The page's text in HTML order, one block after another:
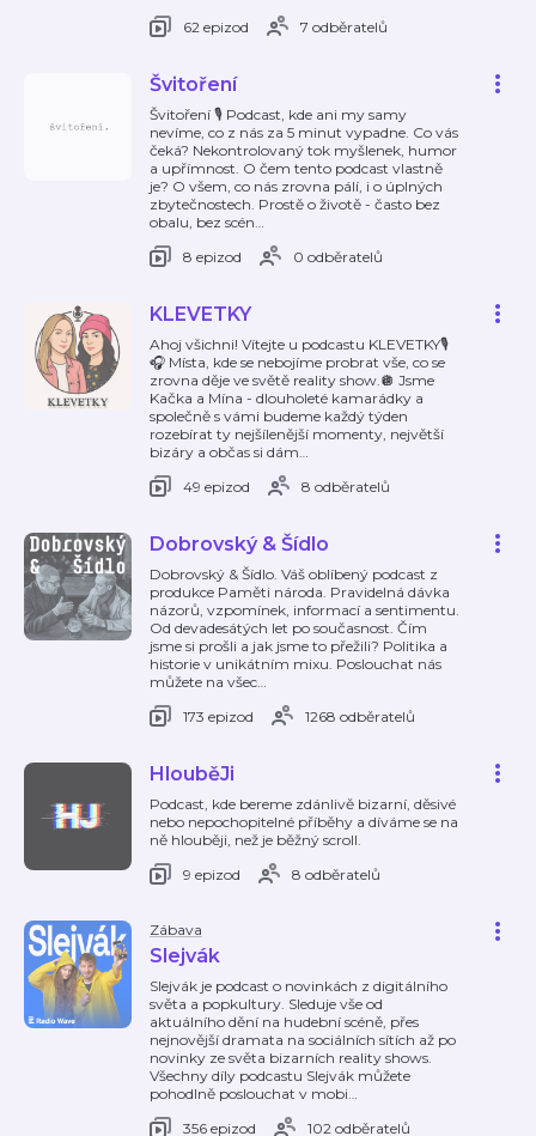
62 epizod
7 odběratelů
Švitoření
Švitoření 🎙️ Podcast, kde ani my samy
nevíme, co z nás za 5 minut vypadne. Co vás
čeká? Nekontrolovaný tok myšlenek, humor
a upřímnost. O čem tento podcast vlastně
je? O všem, co nás zrovna pálí, i o úplných
zbytečnostech. Prostě o životě - často bez
obalu, bez scén…
8 epizod
0 odběratelů
KLEVETKY
Ahoj všichni! Vítejte u podcastu KLEVETKY🎙️
🎧 Místa, kde se nebojíme probrat vše, co se
zrovna děje ve světě reality show.🪩 Jsme
Kačka a Mína - dlouholeté kamarádky a
společně s vámi budeme každý týden
rozebírat ty nejšílenější momenty, největší
bizáry a občas si dám…
49 epizod
8 odběratelů
Dobrovský & Šídlo
Dobrovský & Šídlo. Váš oblíbený podcast z
produkce Paměti národa. Pravidelná dávka
názorů, vzpomínek, informací a sentimentu.
Od devadesátých let po současnost. Čím
jsme si prošli a jak jsme to přežili? Politika a
historie v unikátním mixu. Poslouchat nás
můžete na všec…
173 epizod
1268 odběratelů
HlouběJi
Podcast, kde bereme zdánlivě bizarní, děsivé
nebo nepochopitelné příběhy a díváme se na
ně hlouběji, než je běžný scroll.
9 epizod
8 odběratelů
Zábava
Slejvák
Slejvák je podcast o novinkách z digitálního
světa a popkultury. Sleduje vše od
aktuálního dění na hudební scéně, přes
nejnovější dramata na sociálních sítích až po
novinky ze světa bizarních reality shows.
Všechny díly podcastu Slejvák můžete
pohodlně poslouchat v mobi…
356 epizod
102 odběratelů